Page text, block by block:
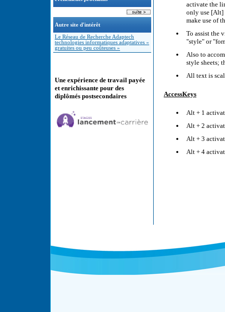
Autre site d'intérêt
Le Réseau de Recherche Adaptech
technologies informatiques adaptatives «
gratuites ou peu coûteuses »
Une expérience de travail payée
et enrichissante pour des
diplômés postsecondaires
activate the
only use [Alt]
make use of
To assist the
"style" or
Also to
style sheets;
All text is
AccessKeys
Alt + 1
Alt + 2
Alt + 3
Alt + 4